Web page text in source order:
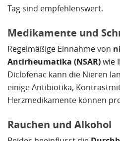
Tag sind empfehlenswert.
Medikamente und
Regelmäßige Einnahme von
Antirheumatika (NSAR)wie
Diclofenac kann die Nieren
einige Antibiotika,
Herzmedikamente können
Rauchen und Alkohol